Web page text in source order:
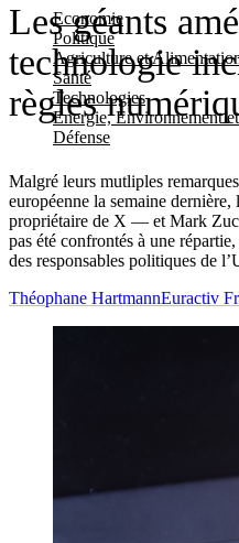
Economie
Politique
Agriculture et
Santé
Technologies
Energie, Environnement
Défense
Les géants
technologie
règles
Malgré leurs mutliples
européenne la semaine
propriétaire de X — et Mark
pas été confrontés à une
des responsables politiques de
Théophane HartmannEuractiv